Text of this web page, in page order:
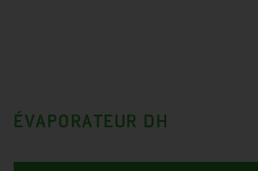
ÉVAPORATEUR DH